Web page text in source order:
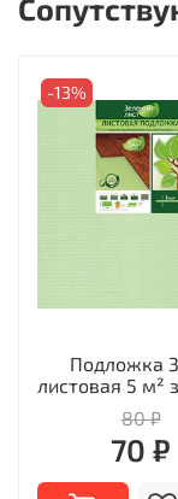
-13%
Подложка
листовая 5 м²
80 ₽
70 ₽